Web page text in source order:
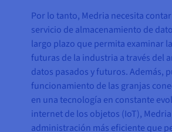
Por lo tanto, Medria necesita
servicio de almacenamiento de
largo plazo que permita examinar
futuras de la industria a través del
datos pasados y futuros. Además,
funcionamiento de las granjas
en una tecnología en constante
internet de los objetos (IoT),
administración más eficiente que